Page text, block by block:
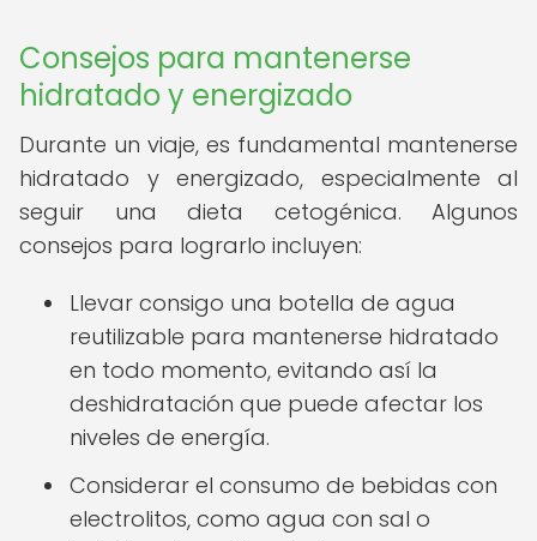
Consejos para mantenerse
hidratado y energizado
Durante un viaje, es fundamental mantenerse
hidratado y energizado, especialmente al
seguir una dieta cetogénica. Algunos
consejos para lograrlo incluyen:
Llevar consigo una botella de agua
reutilizable para mantenerse hidratado
en todo momento, evitando así la
deshidratación que puede afectar los
niveles de energía.
Considerar el consumo de bebidas con
electrolitos, como agua con sal o